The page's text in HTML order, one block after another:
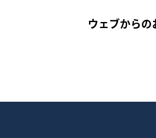
ウェブから